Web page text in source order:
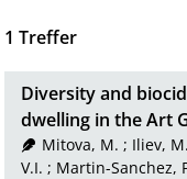
1 Treffer
Diversity and
dwelling in the Art
Mitova, M. ; Iliev,
V.I. ; Martin-Sanchez,